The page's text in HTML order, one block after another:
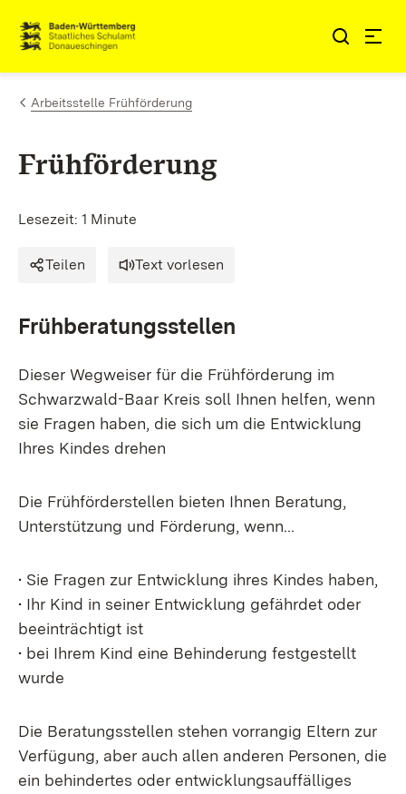
Zum Inhalt springen
Link zur Startseite
Arbeitsstelle Frühförderung
Frühförderung
Lesezeit: 1 Minute
Teilen Text vorlesen
Frühberatungsstellen
Dieser Wegweiser für die Frühförderung im
Schwarzwald-Baar Kreis soll Ihnen helfen, wenn
sie Fragen haben, die sich um die Entwicklung
Ihres Kindes drehen
Die Frühförderstellen bieten Ihnen Beratung,
Unterstützung und Förderung, wenn...
• Sie Fragen zur Entwicklung ihres Kindes haben,
• Ihr Kind in seiner Entwicklung gefährdet oder
beeinträchtigt ist
• bei Ihrem Kind eine Behinderung festgestellt
wurde
Die Beratungsstellen stehen vorrangig Eltern zur
Verfügung, aber auch allen anderen Personen, die
ein behindertes oder entwicklungsauffälliges